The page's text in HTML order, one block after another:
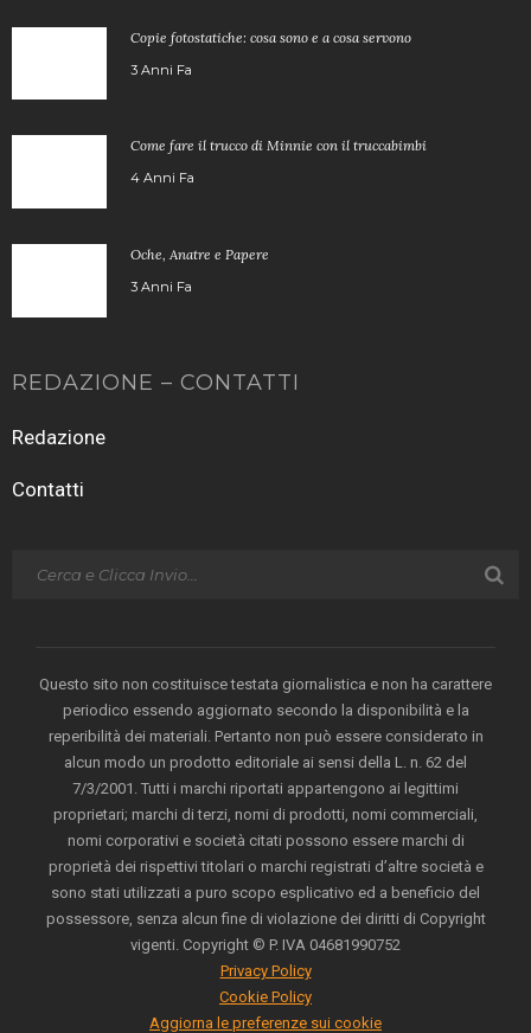
Copie fotostatiche: cosa sono e a cosa servono
3 Anni Fa
Come fare il trucco di Minnie con il truccabimbi
4 Anni Fa
Oche, Anatre e Papere
3 Anni Fa
REDAZIONE – CONTATTI
Redazione
Contatti
Questo sito non costituisce testata giornalistica e non ha carattere
periodico essendo aggiornato secondo la disponibilità e la
reperibilità dei materiali. Pertanto non può essere considerato in
alcun modo un prodotto editoriale ai sensi della L. n. 62 del
7/3/2001. Tutti i marchi riportati appartengono ai legittimi
proprietari; marchi di terzi, nomi di prodotti, nomi commerciali,
nomi corporativi e società citati possono essere marchi di
proprietà dei rispettivi titolari o marchi registrati d’altre società e
sono stati utilizzati a puro scopo esplicativo ed a beneficio del
possessore, senza alcun fine di violazione dei diritti di Copyright
vigenti. Copyright © P. IVA 04681990752
Privacy Policy
Cookie Policy
Aggiorna le preferenze sui cookie